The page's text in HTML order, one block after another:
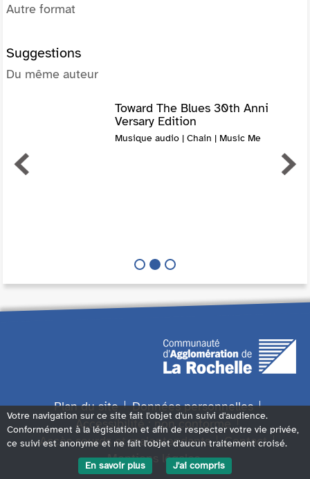
Autre format
Suggestions
Du même auteur
Toward The Blues 30th Anni
Versary Edition
Musique audio | Chain | Music Me
Plan du site
Données personnelles
Accessibilité : non conforme
Accès sourds et malentendants
Contact
Mentions légales
Votre navigation sur ce site fait l'objet d'un suivi d'audience.
Conformément à la législation et afin de respecter votre vie privée,
ce suivi est anonyme et ne fait l'objet d'aucun traitement croisé.
En savoir plus
J'ai compris